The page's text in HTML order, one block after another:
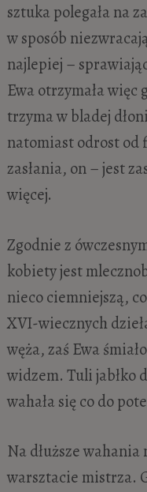
sztuka polegała na
w sposób
najlepiej –
Ewa otrzymała
trzyma w bladej
natomiast odrost od
zasłania, on – jest
więcej.
Zgodnie z
kobiety jest
nieco ciemniejszą,
XVI-wiecznych
węża, zaś Ewa
widzem. Tuli jabłko
wahała się co do
Na dłuższe wahania
warsztacie mistrza.